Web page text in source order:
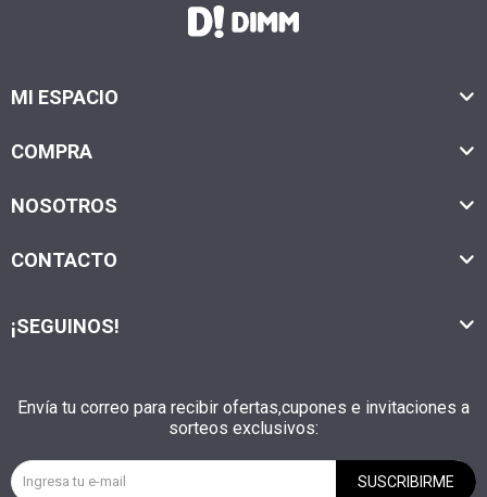
MI ESPACIO
COMPRA
NOSOTROS
CONTACTO
Envía tu correo para recibir ofertas,cupones e invitaciones a
sorteos exclusivos:
SUSCRIBIRME
¡SEGUINOS!